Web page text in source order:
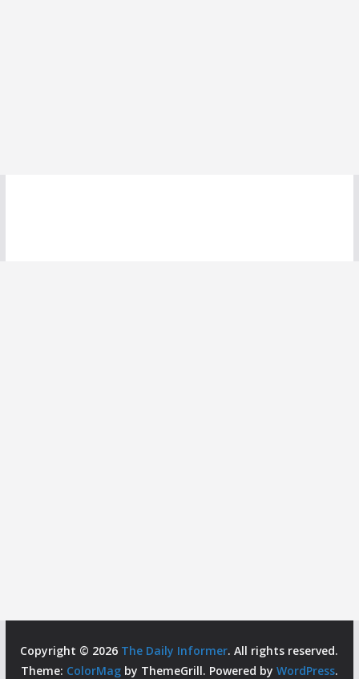
Copyright © 2026 The Daily Informer. All rights reserved.
Theme: ColorMagby ThemeGrill. Powered by WordPress.